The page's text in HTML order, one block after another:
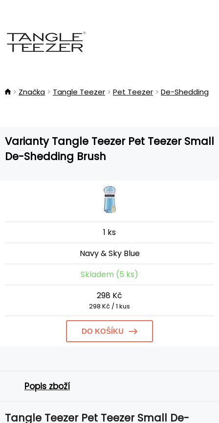
Značka Tangle Teezer Pet Teezer De-Shedding
Varianty Tangle Teezer Pet Teezer Small
De-Shedding Brush
1 ks
Navy & Sky Blue
Skladem (5 ks)
298 Kč
298 Kč / 1 kus
DO KOŠÍKU
Popis zboží
Tangle Teezer Pet Teezer Small De-